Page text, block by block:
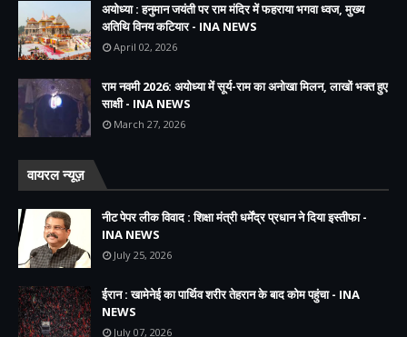
अयोध्या : हनुमान जयंती पर राम मंदिर में फहराया भगवा ध्वज, मुख्य
अतिथि विनय कटियार - INA NEWS
April 02, 2026
राम नवमी 2026: अयोध्या में सूर्य-राम का अनोखा मिलन, लाखों भक्त हुए
साक्षी - INA NEWS
March 27, 2026
वायरल न्यूज़
नीट पेपर लीक विवाद : शिक्षा मंत्री धर्मेंद्र प्रधान ने दिया इस्तीफा -
INA NEWS
July 25, 2026
ईरान : खामेनेई का पार्थिव शरीर तेहरान के बाद कोम पहुंचा - INA
NEWS
July 07, 2026